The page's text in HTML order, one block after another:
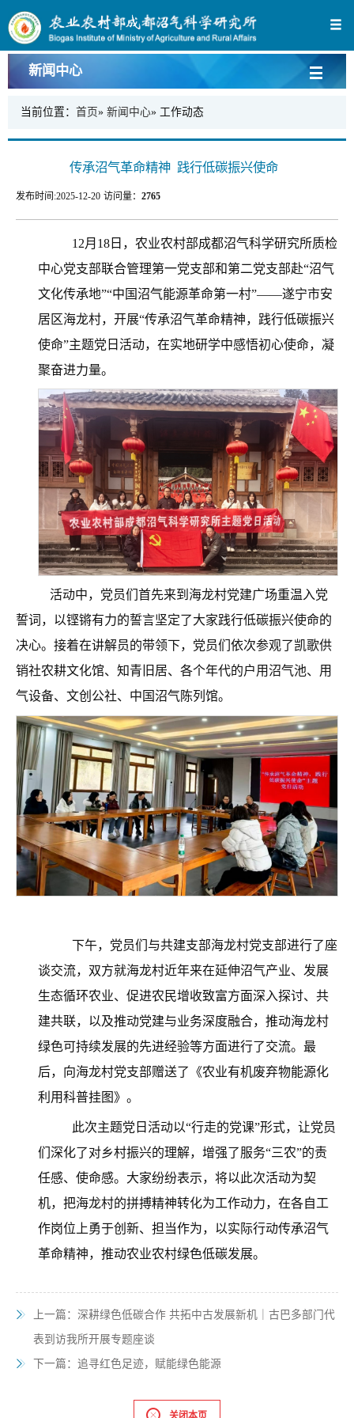
新闻中心
当前位置： 首页» 新闻中心» 工作动态
传承沼气革命精神 践行低碳振兴使命
发布时间:2025-12-20 访问量：2765
12月18日，农业农村部成都沼气科学研究所质检
中心党支部联合管理第一党支部和第二党支部赴“沼气
文化传承地”“中国沼气能源革命第一村”——遂宁市安
居区海龙村，开展“传承沼气革命精神，践行低碳振兴
使命”主题党日活动，在实地研学中感悟初心使命， 凝
聚奋进力量。
活动中，党员们首先来到海龙村党建广场重温入党
誓词，以铿锵有力的誓言坚定了大家践行低碳振兴使命的
决心。接着在讲解员的带领下，党员们依次参观了凯歌供
销社农耕文化馆、知青旧居、各个年代的户用沼气池、用
气设备、文创公社、中国沼气陈列馆。
下午，党员们与共建支部海龙村党支部进行了座
谈交流，双方就海龙村近年来在延伸沼气产业、发展
生态循环农业、促进农民增收致富方面深入探讨、共
建共联，以及推动党建与业务深度融合，推动海龙村
绿色可持续发展的先进经验等方面进行了交流。最
后，向海龙村党支部赠送了《农业有机废弃物能源化
利用科普挂图》。
此次主题党日活动以“行走的党课”形式，让党员
们深化了对乡村振兴的理解，增强了服务“三农”的责
任感、使命感。大家纷纷表示，将以此次活动为契
机，把海龙村的拼搏精神转化为工作动力，在各自工
作岗位上勇于创新、担当作为，以实际行动传承沼气
革命精神，推动农业农村绿色低碳发展。
上一篇：深耕绿色低碳合作 共拓中古发展新机｜古巴多部门代
表到访我所开展专题座谈
下一篇：追寻红色足迹，赋能绿色能源